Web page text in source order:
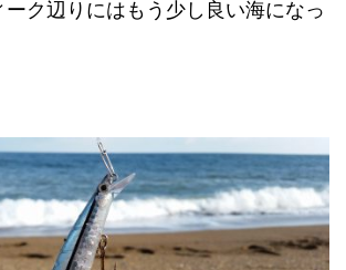
ーク辺りにはもう少し良い海になっ